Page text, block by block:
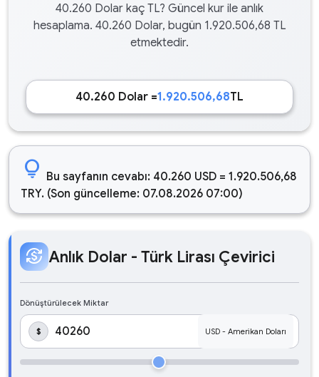
40.260 Dolar kaç TL? Güncel kur ile anlık
hesaplama. 40.260 Dolar, bugün 1.920.506,68 TL
etmektedir.
40.260 Dolar =1.920.506,68TL
lightbulb Bu sayfanın cevabı: 40.260 USD = 1.920.506,68
TRY. (Son güncelleme: 07.08.2026 07:00)
currency_exchange Anlık Dolar - Türk Lirası Çevirici
Dönüştürülecek Miktar
$